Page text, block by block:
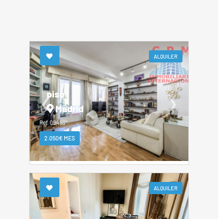
ALQUILER
piso
Madrid
Ref. 09463*
2.050€ MES
❮ ❯
ALQUILER